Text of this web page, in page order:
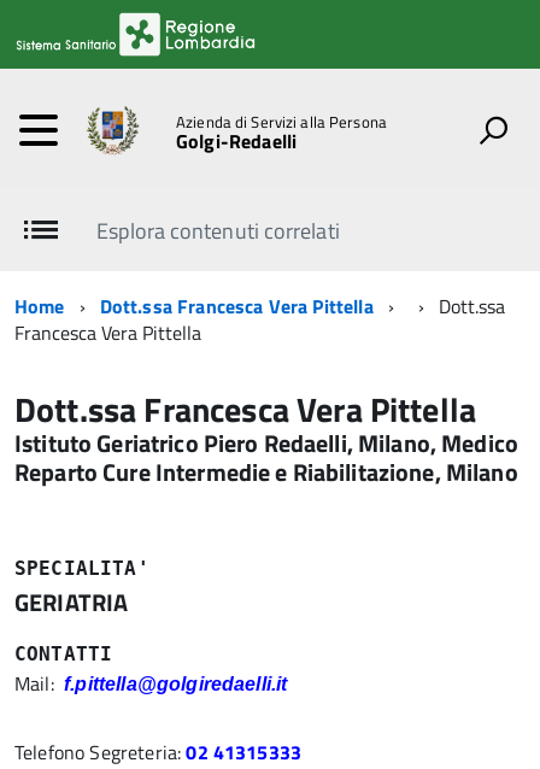
Azienda di Servizi alla Persona
Golgi-Redaelli
Esplora contenuti correlati
Home Dott.ssa Francesca Vera Pittella
Dott.ssa
Francesca Vera Pittella
Dott.ssa Francesca Vera Pittella
Istituto Geriatrico Piero Redaelli, Milano, Medico
Reparto Cure Intermedie e Riabilitazione, Milano
SPECIALITA'
GERIATRIA
CONTATTI
Mail: f.pittella@golgiredaelli.it
Telefono Segreteria:02 41315333